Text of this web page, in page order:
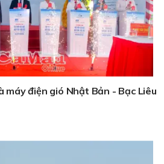
máy điện gió Nhật Bản - Bạc Liêu